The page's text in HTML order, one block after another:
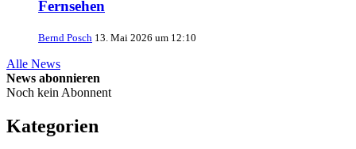
Fernsehen
Bernd Posch 13. Mai 2026 um 12:10
Alle News
News abonnieren
Noch kein Abonnent
Kategorien